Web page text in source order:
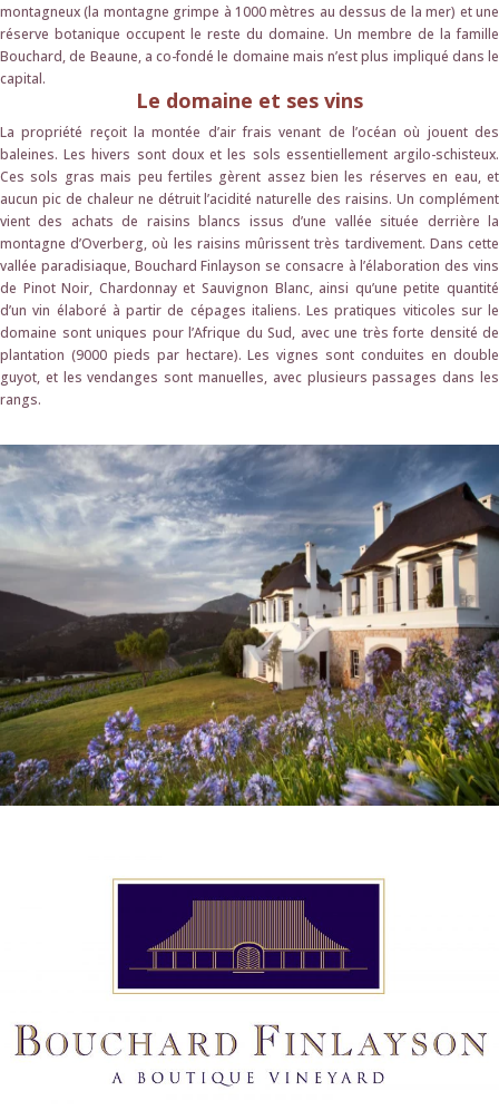
montagneux (la montagne grimpe à 1000 mètres au dessus de la mer) et une
réserve botanique occupent le reste du domaine. Un membre de la famille
Bouchard, de Beaune, a co-fondé le domaine mais n’est plus impliqué dans le
capital.
Le domaine et ses vins
La propriété reçoit la montée d’air frais venant de l’océan où jouent des
baleines. Les hivers sont doux et les sols essentiellement argilo-schisteux.
Ces sols gras mais peu fertiles gèrent assez bien les réserves en eau, et
aucun pic de chaleur ne détruit l’acidité naturelle des raisins. Un complément
vient des achats de raisins blancs issus d’une vallée située derrière la
montagne d’Overberg, où les raisins mûrissent très tardivement. Dans cette
vallée paradisiaque, Bouchard Finlayson se consacre à l’élaboration des vins
de Pinot Noir, Chardonnay et Sauvignon Blanc, ainsi qu’une petite quantité
d’un vin élaboré à partir de cépages italiens. Les pratiques viticoles sur le
domaine sont uniques pour l’Afrique du Sud, avec une très forte densité de
plantation (9000 pieds par hectare). Les vignes sont conduites en double
guyot, et les vendanges sont manuelles, avec plusieurs passages dans les
rangs.